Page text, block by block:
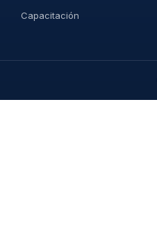
Capacitación